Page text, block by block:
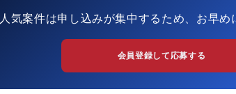
人気案件は申し込みが集中するため、お早め
会員登録して応募する